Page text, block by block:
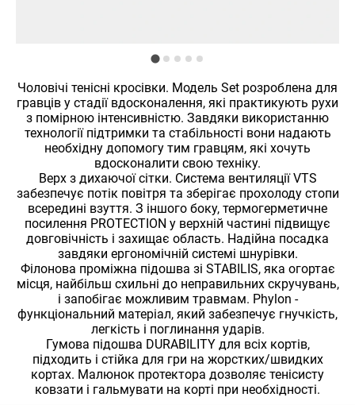
Чоловічі тенісні кросівки. Модель Set розроблена для
гравців у стадії вдосконалення, які практикують рухи
з помірною інтенсивністю. Завдяки використанню
технології підтримки та стабільності вони надають
необхідну допомогу тим гравцям, які хочуть
вдосконалити свою техніку.
Верх з дихаючої сітки. Система вентиляції VTS
забезпечує потік повітря та зберігає прохолоду стопи
всередині взуття. З іншого боку, термогерметичне
посилення PROTECTION у верхній частині підвищує
довговічність і захищає область. Надійна посадка
завдяки ергономічній системі шнурівки.
Філонова проміжна підошва зі STABILIS, яка огортає
місця, найбільш схильні до неправильних скручувань,
і запобігає можливим травмам. Phylon -
функціональний матеріал, який забезпечує гнучкість,
легкість і поглинання ударів.
Гумова підошва DURABILITY для всіх кортів,
підходить і стійка для гри на жорстких/швидких
кортах. Малюнок протектора дозволяє тенісисту
ковзати і гальмувати на корті при необхідності.